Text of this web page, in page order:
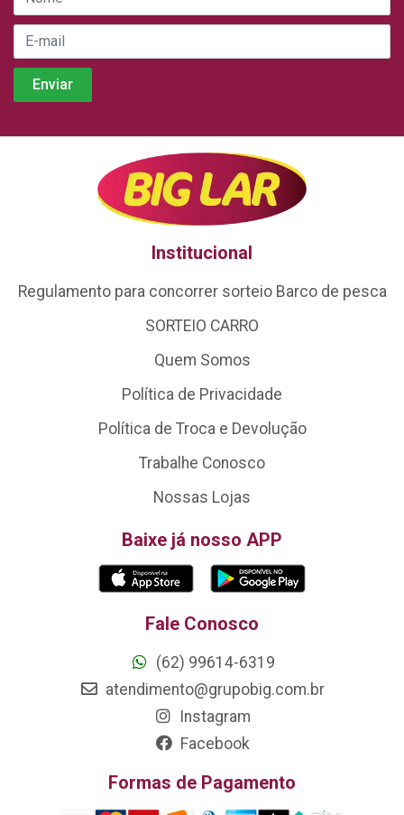
Institucional
Regulamento para concorrer sorteio Barco de pesca
SORTEIO CARRO
Quem Somos
Política de Privacidade
Política de Troca e Devolução
Trabalhe Conosco
Nossas Lojas
Baixe já nosso APP
Fale Conosco
(62) 99614-6319
atendimento@grupobig.com.br
Instagram
Facebook
Formas de Pagamento